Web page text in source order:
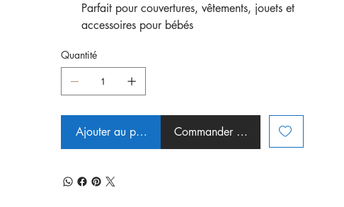
Parfait pour couvertures, vêtements, jouets et
accessoires pour bébés
Quantité
Ajouter au panier Commander et payer